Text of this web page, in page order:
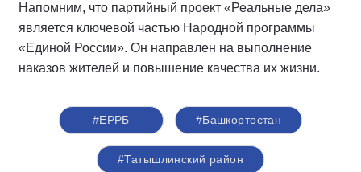
Напомним, что партийный проект «Реальные дела»
является ключевой частью Народной программы
«Единой России». Он направлен на выполнение
наказов жителей и повышение качества их жизни.
#ЕРРБ #Башкортостан
#Татышлинский район